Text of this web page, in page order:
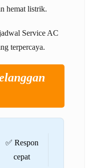
hemat listrik.
Service AC
terpercaya.
✅ Respon
cepat